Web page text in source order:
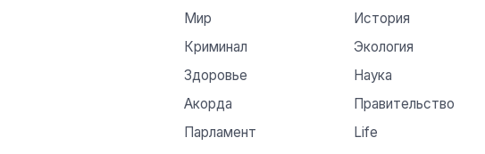
Мир
История
Криминал
Экология
Здоровье
Наука
Акорда
Правительство
Парламент
Life